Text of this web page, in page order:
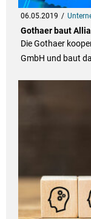
06.05.2019
Gothaer baut
Die Gothaer
GmbH und baut